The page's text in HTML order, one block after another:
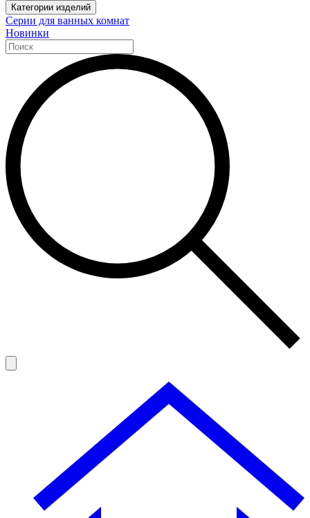
Категории изделий
Серии для ванных комнат
Новинки